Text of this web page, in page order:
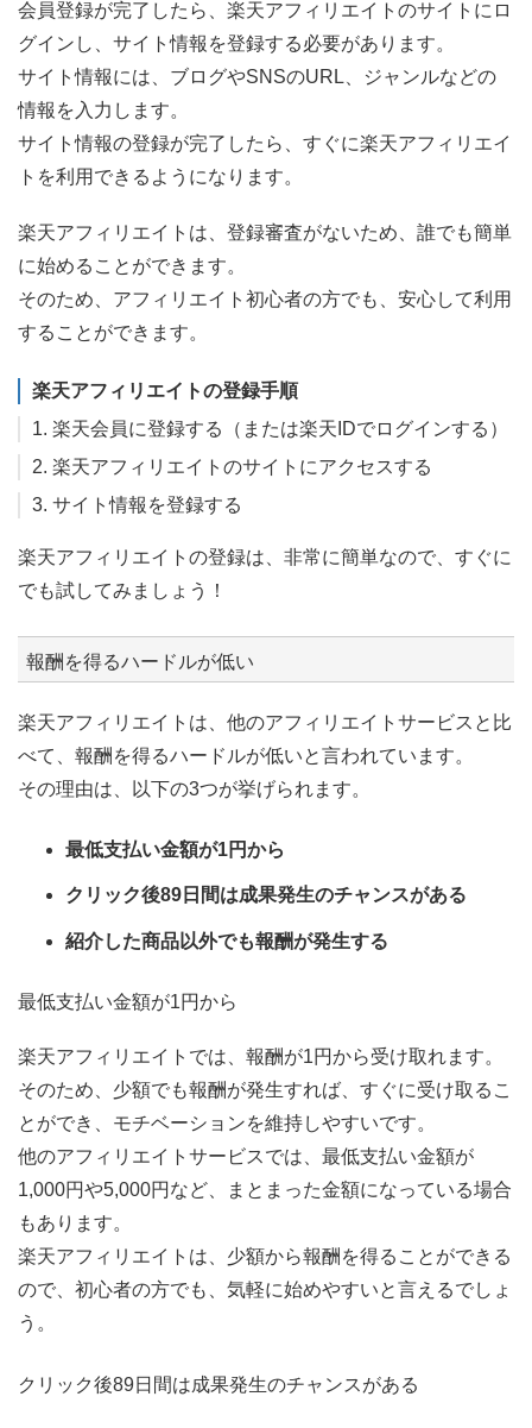
会員登録が完了したら、楽天アフィリエイトのサイトにロ
グインし、サイト情報を登録する必要があります。
サイト情報には、ブログやSNSのURL、ジャンルなどの
情報を入力します。
サイト情報の登録が完了したら、すぐに楽天アフィリエイ
トを利用できるようになります。
楽天アフィリエイトは、登録審査がないため、誰でも簡単
に始めることができます。
そのため、アフィリエイト初心者の方でも、安心して利用
することができます。
楽天アフィリエイトの登録手順
1. 楽天会員に登録する（または楽天IDでログインする）
2. 楽天アフィリエイトのサイトにアクセスする
3. サイト情報を登録する
楽天アフィリエイトの登録は、非常に簡単なので、すぐに
でも試してみましょう！
報酬を得るハードルが低い
楽天アフィリエイトは、他のアフィリエイトサービスと比
べて、報酬を得るハードルが低いと言われています。
その理由は、以下の3つが挙げられます。
最低支払い金額が1円から
クリック後89日間は成果発生のチャンスがある
紹介した商品以外でも報酬が発生する
最低支払い金額が1円から
楽天アフィリエイトでは、報酬が1円から受け取れます。
そのため、少額でも報酬が発生すれば、すぐに受け取るこ
とができ、モチベーションを維持しやすいです。
他のアフィリエイトサービスでは、最低支払い金額が
1,000円や5,000円など、まとまった金額になっている場合
もあります。
楽天アフィリエイトは、少額から報酬を得ることができる
ので、初心者の方でも、気軽に始めやすいと言えるでしょ
う。
クリック後89日間は成果発生のチャンスがある